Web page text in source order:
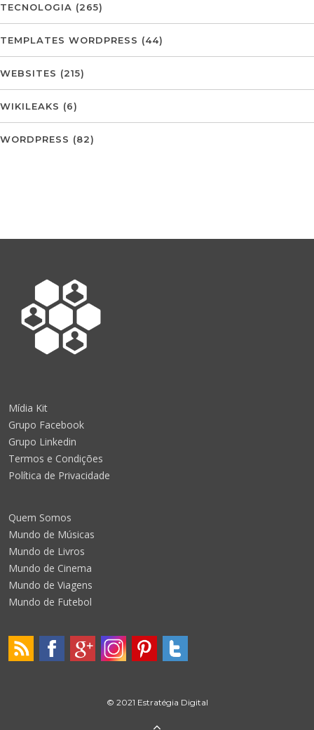
TECNOLOGIA (265)
TEMPLATES WORDPRESS (44)
WEBSITES (215)
WIKILEAKS (6)
WORDPRESS (82)
Mídia Kit
Grupo Facebook
Grupo Linkedin
Termos e Condições
Política de Privacidade
Quem Somos
Mundo de Músicas
Mundo de Livros
Mundo de Cinema
Mundo de Viagens
Mundo de Futebol
© 2021 Estratégia Digital